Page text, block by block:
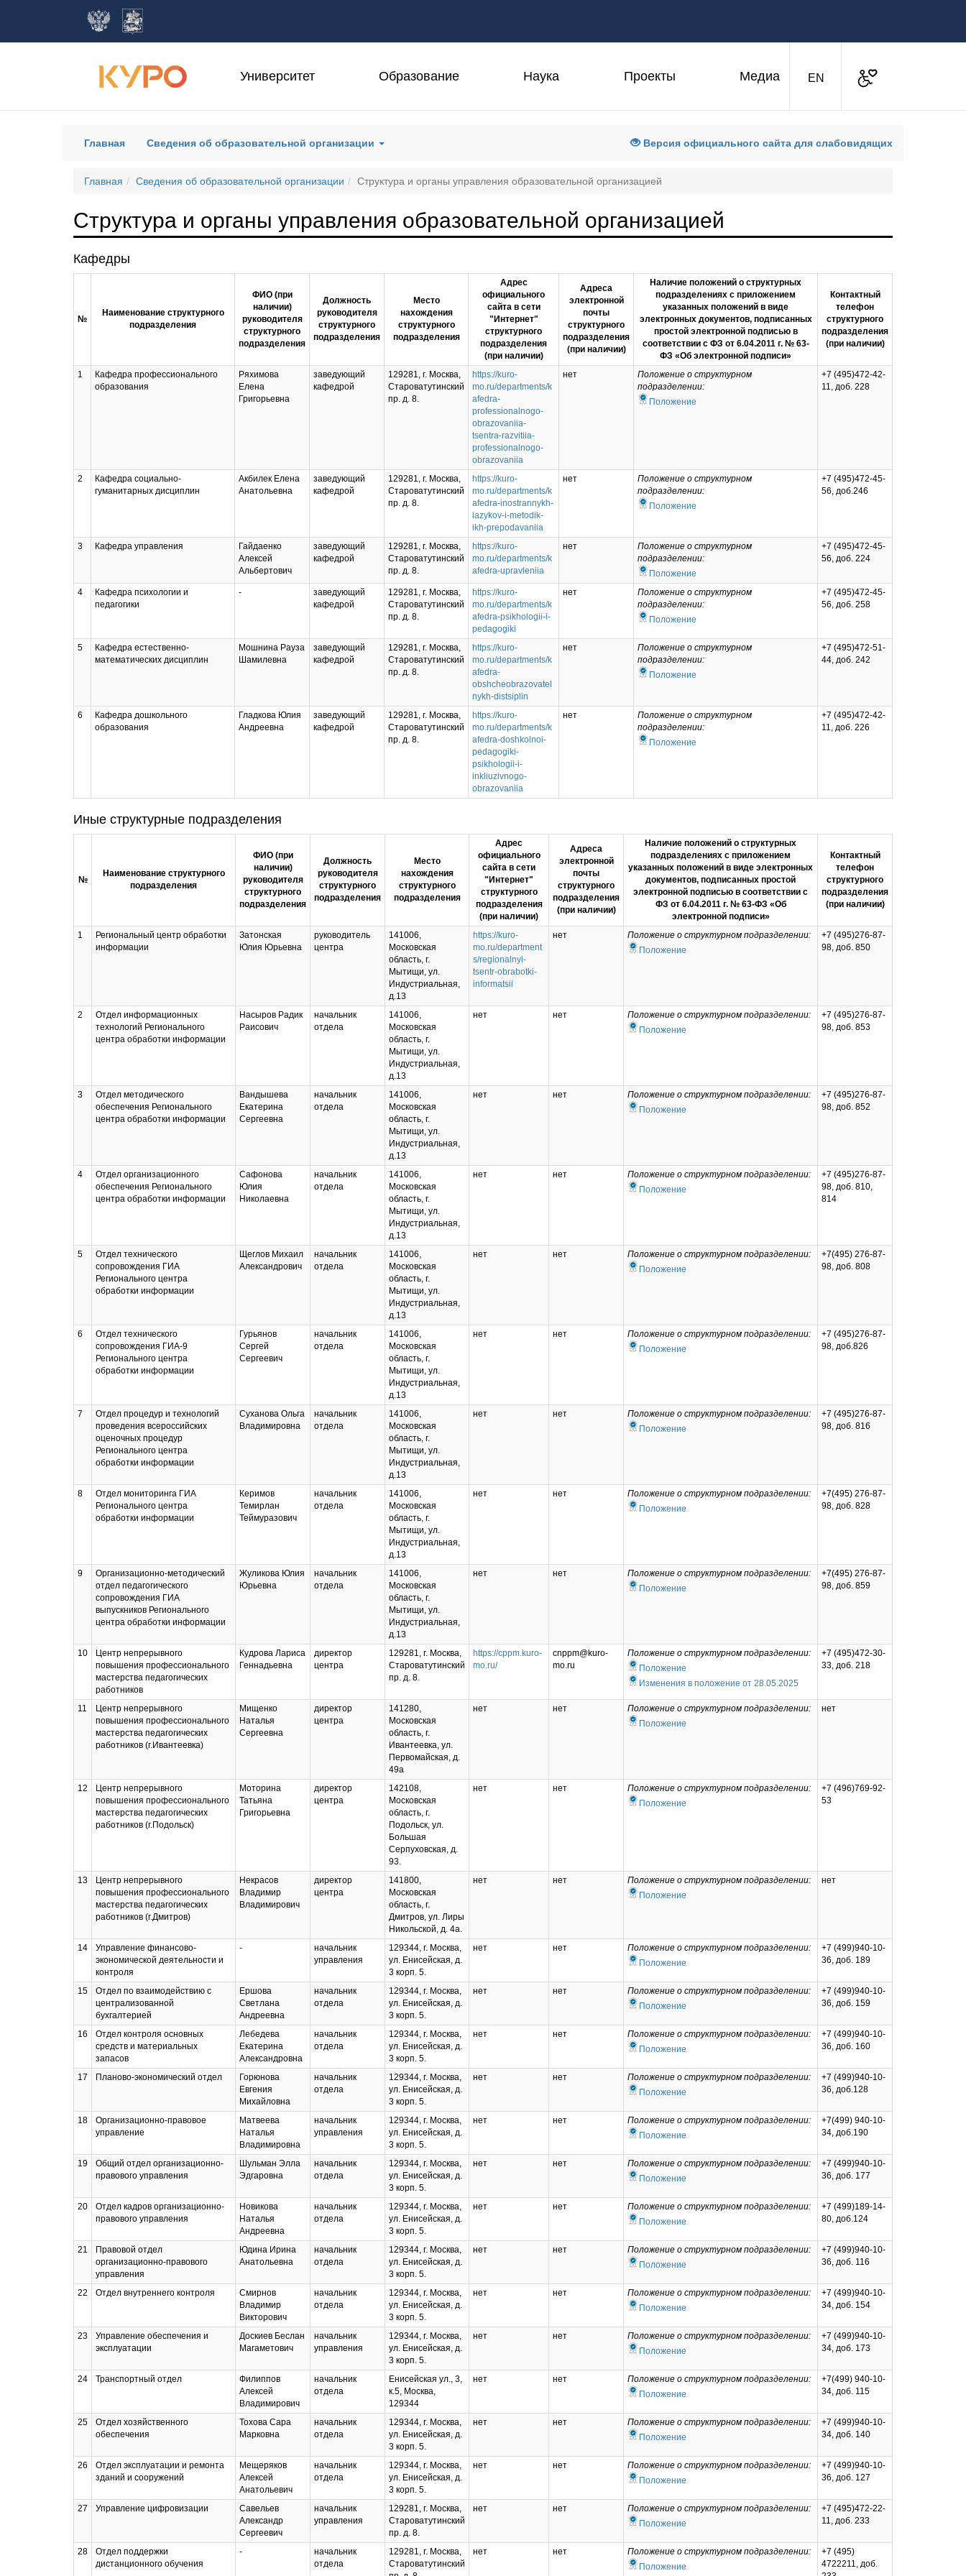
Университет Образование Наука Проекты Медиа ENАнглийская версия
Доступная среда
Главная(current)Сведения об образовательной организации Версия официального сайта для слабовидящих
Главная Сведения об образовательной организации Структура и органы управления образовательной организацией
Структура и органы управления образовательной организацией
Кафедры
№
Наименование структурного
подразделения
ФИО (при
наличии)
руководителя
структурного
подразделения
Должность
руководителя
структурного
подразделения
Место
нахождения
структурного
подразделения
Адрес
официального
сайта в сети
"Интернет"
структурного
подразделения
(при наличии)
Адреса
электронной
почты
структурного
подразделения
(при наличии)
Наличие положений о структурных
подразделениях с приложением
указанных положений в виде
электронных документов, подписанных
простой электронной подписью в
соответствии с ФЗ от 6.04.2011 г. № 63-
ФЗ «Об электронной подписи»
Контактный
телефон
структурного
подразделения
(при наличии)
1
Кафедра профессионального
образования
Ряхимова
Елена
Григорьевна
заведующий
кафедрой
129281, г. Москва,
Староватутинский
пр. д. 8.
https://kuro-
mo.ru/departments/k
afedra-
professionalnogo-
obrazovaniia-
tsentra-razvitiia-
professionalnogo-
obrazovaniia
нет
Положение о структурном
подразделении:
Положение
+7 (495)472-42-
11, доб. 228
2
Кафедра социально-
гуманитарных дисциплин
Акбилек Елена
Анатольевна
заведующий
кафедрой
129281, г. Москва,
Староватутинский
пр. д. 8.
https://kuro-
mo.ru/departments/k
afedra-inostrannykh-
iazykov-i-metodik-
ikh-prepodavaniia
нет
Положение о структурном
подразделении:
Положение
+7 (495)472-45-
56, доб.246
3 Кафедра управления
Гайдаенко
Алексей
Альбертович
заведующий
кафедрой
129281, г. Москва,
Староватутинский
пр. д. 8.
https://kuro-
mo.ru/departments/k
afedra-upravleniia
нет
Положение о структурном
подразделении:
Положение
+7 (495)472-45-
56, доб. 224
4
Кафедра психологии и
педагогики
-
заведующий
кафедрой
129281, г. Москва,
Староватутинский
пр. д. 8.
https://kuro-
mo.ru/departments/k
afedra-psikhologii-i-
pedagogiki
нет
Положение о структурном
подразделении:
Положение
+7 (495)472-45-
56, доб. 258
5
Кафедра естественно-
математических дисциплин
Мошнина Рауза
Шамилевна
заведующий
кафедрой
129281, г. Москва,
Староватутинский
пр. д. 8.
https://kuro-
mo.ru/departments/k
afedra-
obshcheobrazovatel
nykh-distsiplin
нет
Положение о структурном
подразделении:
Положение
+7 (495)472-51-
44, доб. 242
6
Кафедра дошкольного
образования
Гладкова Юлия
Андреевна
заведующий
кафедрой
129281, г. Москва,
Староватутинский
пр. д. 8.
https://kuro-
mo.ru/departments/k
afedra-doshkolnoi-
pedagogiki-
psikhologii-i-
inkliuzivnogo-
obrazovaniia
нет
Положение о структурном
подразделении:
Положение
+7 (495)472-42-
11, доб. 226
Иные структурные подразделения
№
Наименование структурного
подразделения
ФИО (при
наличии)
руководителя
структурного
подразделения
Должность
руководителя
структурного
подразделения
Место
нахождения
структурного
подразделения
Адрес
официального
сайта в сети
"Интернет"
структурного
подразделения
(при наличии)
Адреса
электронной
почты
структурного
подразделения
(при наличии)
Наличие положений о структурных
подразделениях с приложением
указанных положений в виде электронных
документов, подписанных простой
электронной подписью в соответствии с
ФЗ от 6.04.2011 г. № 63-ФЗ «Об
электронной подписи»
Контактный
телефон
структурного
подразделения
(при наличии)
1
Региональный центр обработки
информации
Затонская
Юлия Юрьевна
руководитель
центра
141006,
Московская
область, г.
Мытищи, ул.
Индустриальная,
д.13
https://kuro-
mo.ru/department
s/regionalnyi-
tsentr-obrabotki-
informatsii
нет
Положение о структурном подразделении:
Положение
+7 (495)276-87-
98, доб. 850
2
Отдел информационных
технологий Регионального
центра обработки информации
Насыров Радик
Раисович
начальник
отдела
141006,
Московская
область, г.
Мытищи, ул.
Индустриальная,
д.13
нет нет
Положение о структурном подразделении:
Положение
+7 (495)276-87-
98, доб. 853
3
Отдел методического
обеспечения Регионального
центра обработки информации
Вандышева
Екатерина
Сергеевна
начальник
отдела
141006,
Московская
область, г.
Мытищи, ул.
Индустриальная,
д.13
нет нет
Положение о структурном подразделении:
Положение
+7 (495)276-87-
98, доб. 852
4
Отдел организационного
обеспечения Регионального
центра обработки информации
Сафонова
Юлия
Николаевна
начальник
отдела
141006,
Московская
область, г.
Мытищи, ул.
Индустриальная,
д.13
нет нет
Положение о структурном подразделении:
Положение
+7 (495)276-87-
98, доб. 810,
814
5
Отдел технического
сопровождения ГИА
Регионального центра
обработки информации
Щеглов Михаил
Александрович
начальник
отдела
141006,
Московская
область, г.
Мытищи, ул.
Индустриальная,
д.13
нет нет
Положение о структурном подразделении:
Положение
+7(495) 276-87-
98, доб. 808
6
Отдел технического
сопровождения ГИА-9
Регионального центра
обработки информации
Гурьянов
Сергей
Сергеевич
начальник
отдела
141006,
Московская
область, г.
Мытищи, ул.
Индустриальная,
д.13
нет нет
Положение о структурном подразделении:
Положение
+7 (495)276-87-
98, доб.826
7
Отдел процедур и технологий
проведения всероссийских
оценочных процедур
Регионального центра
обработки информации
Суханова Ольга
Владимировна
начальник
отдела
141006,
Московская
область, г.
Мытищи, ул.
Индустриальная,
д.13
нет нет
Положение о структурном подразделении:
Положение
+7 (495)276-87-
98, доб. 816
8
Отдел мониторинга ГИА
Регионального центра
обработки информации
Керимов
Темирлан
Теймуразович
начальник
отдела
141006,
Московская
область, г.
Мытищи, ул.
Индустриальная,
д.13
нет нет
Положение о структурном подразделении:
Положение
+7(495) 276-87-
98, доб. 828
9
Организационно-методический
отдел педагогического
сопровождения ГИА
выпускников Регионального
центра обработки информации
Жуликова Юлия
Юрьевна
начальник
отдела
141006,
Московская
область, г.
Мытищи, ул.
Индустриальная,
д.13
нет нет
Положение о структурном подразделении:
Положение
+7(495) 276-87-
98, доб. 859
10
Центр непрерывного
повышения профессионального
мастерства педагогических
работников
Кудрова Лариса
Геннадьевна
директор
центра
129281, г. Москва,
Староватутинский
пр. д. 8.
https://cppm.kuro-
mo.ru/
cnppm@kuro-
mo.ru
Положение о структурном подразделении:
Положение
Изменения в положение от 28.05.2025
+7 (495)472-30-
33, доб. 218
11
Центр непрерывного
повышения профессионального
мастерства педагогических
работников (г.Ивантеевка)
Мищенко
Наталья
Сергеевна
директор
центра
141280,
Московская
область, г.
Ивантеевка, ул.
Первомайская, д.
49а
нет нет
Положение о структурном подразделении:
Положение
нет
12
Центр непрерывного
повышения профессионального
мастерства педагогических
работников (г.Подольск)
Моторина
Татьяна
Григорьевна
директор
центра
142108,
Московская
область, г.
Подольск, ул.
Большая
Серпуховская, д.
93.
нет нет
Положение о структурном подразделении:
Положение
+7 (496)769-92-
53
13
Центр непрерывного
повышения профессионального
мастерства педагогических
работников (г.Дмитров)
Некрасов
Владимир
Владимирович
директор
центра
141800,
Московская
область, г.
Дмитров, ул. Лиры
Никольской, д. 4а.
нет нет
Положение о структурном подразделении:
Положение
нет
14
Управление финансово-
экономической деятельности и
контроля
-
начальник
управления
129344, г. Москва,
ул. Енисейская, д.
3 корп. 5.
нет нет
Положение о структурном подразделении:
Положение
+7 (499)940-10-
36, доб. 189
15
Отдел по взаимодействию с
централизованной
бухгалтерией
Ершова
Светлана
Андреевна
начальник
отдела
129344, г. Москва,
ул. Енисейская, д.
3 корп. 5.
нет нет
Положение о структурном подразделении:
Положение
+7 (499)940-10-
36, доб. 159
16
Отдел контроля основных
средств и материальных
запасов
Лебедева
Екатерина
Александровна
начальник
отдела
129344, г. Москва,
ул. Енисейская, д.
3 корп. 5.
нет нет
Положение о структурном подразделении:
Положение
+7 (499)940-10-
36, доб. 160
17 Планово-экономический отдел
Горюнова
Евгения
Михайловна
начальник
отдела
129344, г. Москва,
ул. Енисейская, д.
3 корп. 5.
нет нет
Положение о структурном подразделении:
Положение
+7 (499)940-10-
36, доб.128
18
Организационно-правовое
управление
Матвеева
Наталья
Владимировна
начальник
управления
129344, г. Москва,
ул. Енисейская, д.
3 корп. 5.
нет нет
Положение о структурном подразделении:
Положение
+7(499) 940-10-
34, доб.190
19
Общий отдел организационно-
правового управления
Шульман Элла
Эдгаровна
начальник
отдела
129344, г. Москва,
ул. Енисейская, д.
3 корп. 5.
нет нет
Положение о структурном подразделении:
Положение
+7 (499)940-10-
36, доб. 177
20
Отдел кадров организационно-
правового управления
Новикова
Наталья
Андреевна
начальник
отдела
129344, г. Москва,
ул. Енисейская, д.
3 корп. 5.
нет нет
Положение о структурном подразделении:
Положение
+7 (499)189-14-
80, доб.124
21
Правовой отдел
организационно-правового
управления
Юдина Ирина
Анатольевна
начальник
отдела
129344, г. Москва,
ул. Енисейская, д.
3 корп. 5.
нет нет
Положение о структурном подразделении:
Положение
+7 (499)940-10-
36, доб. 116
22 Отдел внутреннего контроля
Смирнов
Владимир
Викторович
начальник
отдела
129344, г. Москва,
ул. Енисейская, д.
3 корп. 5.
нет нет
Положение о структурном подразделении:
Положение
+7 (499)940-10-
34, доб. 154
23
Управление обеспечения и
эксплуатации
Доскиев Беслан
Магаметович
начальник
управления
129344, г. Москва,
ул. Енисейская, д.
3 корп. 5.
нет нет
Положение о структурном подразделении:
Положение
+7 (499)940-10-
34, доб. 173
24 Транспортный отдел
Филиппов
Алексей
Владимирович
начальник
отдела
Енисейская ул., 3,
к.5, Москва,
129344
нет нет
Положение о структурном подразделении:
Положение
+7(499) 940-10-
34, доб. 115
25
Отдел хозяйственного
обеспечения
Тохова Сара
Марковна
начальник
отдела
129344, г. Москва,
ул. Енисейская, д.
3 корп. 5.
нет нет
Положение о структурном подразделении:
Положение
+7 (499)940-10-
34, доб. 140
26
Отдел эксплуатации и ремонта
зданий и сооружений
Мещеряков
Алексей
Анатольевич
начальник
отдела
129344, г. Москва,
ул. Енисейская, д.
3 корп. 5.
нет нет
Положение о структурном подразделении:
Положение
+7 (499)940-10-
36, доб. 127
27 Управление цифровизации
Савельев
Александр
Сергеевич
начальник
управления
129281, г. Москва,
Староватутинский
пр. д. 8.
нет нет
Положение о структурном подразделении:
Положение
+7 (495)472-22-
11, доб. 233
28
Отдел поддержки
дистанционного обучения
-
начальник
отдела
129281, г. Москва,
Староватутинский
нет нет
Положение о структурном подразделении:
Положение
+7 (495)
4722211, доб.